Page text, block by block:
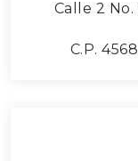
Calle 2
C.P.